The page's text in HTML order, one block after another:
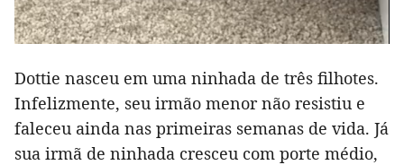
Dottie nasceu em uma ninhada de três filhotes.
Infelizmente, seu irmão menor não resistiu e
faleceu ainda nas primeiras semanas de vida. Já
sua irmã de ninhada cresceu com porte médio,